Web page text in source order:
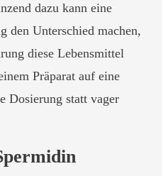
dazu kann eine
den Unterschied machen,
diese Lebensmittel
Präparat auf eine
Dosierung statt vager